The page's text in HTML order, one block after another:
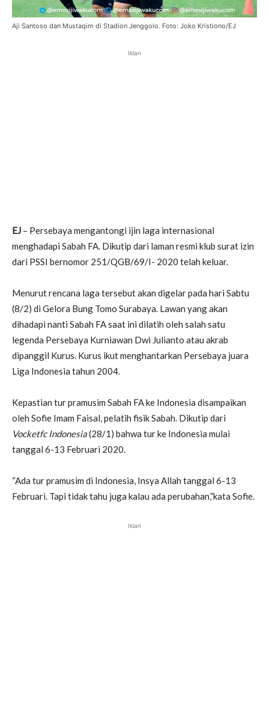
Aji Santoso dan Mustaqim di Stadion Jenggolo. Foto: Joko Kristiono/EJ
Iklan
EJ – Persebaya mengantongi ijin laga internasional
menghadapi Sabah FA. Dikutip dari laman resmi klub surat izin
dari PSSI bernomor 251/QGB/69/I- 2020 telah keluar.
Menurut rencana laga tersebut akan digelar pada hari Sabtu
(8/2) di Gelora Bung Tomo Surabaya. Lawan yang akan
dihadapi nanti Sabah FA saat ini dilatih oleh salah satu
legenda Persebaya Kurniawan Dwi Julianto atau akrab
dipanggil Kurus. Kurus ikut menghantarkan Persebaya juara
Liga Indonesia tahun 2004.
Kepastian tur pramusim Sabah FA ke Indonesia disampaikan
oleh Sofie Imam Faisal, pelatih fisik Sabah. Dikutip dari
Vocketfc Indonesia(28/1) bahwa tur ke Indonesia mulai
tanggal 6-13 Februari 2020.
“Ada tur pramusim di Indonesia, Insya Allah tanggal 6-13
Februari. Tapi tidak tahu juga kalau ada perubahan,”kata Sofie.
Iklan